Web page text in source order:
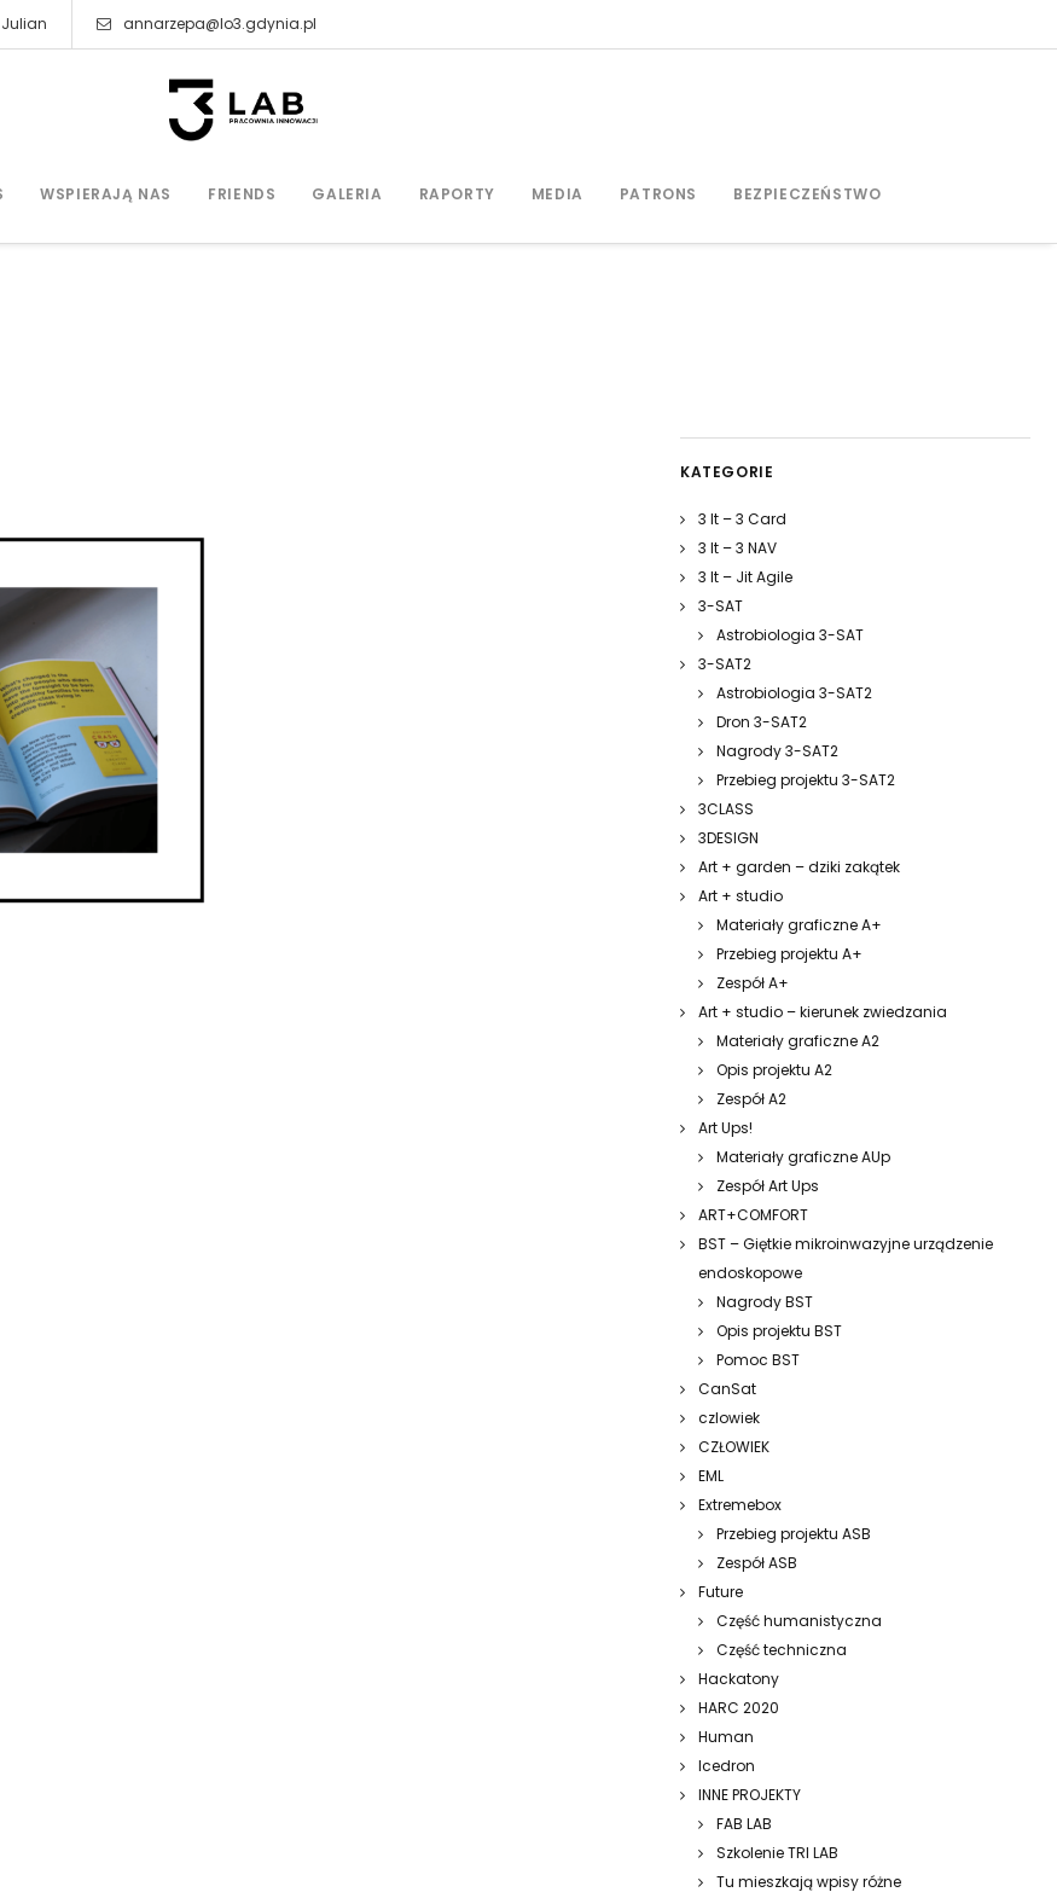
Julian annarzepa@lo3.gdynia.pl
WSPIERAJĄ NAS FRIENDS GALERIA RAPORTY MEDIA PATRONS BEZPIECZEŃSTWO
KATEGORIE
3 It – 3 Card
3 It – 3 NAV
3 It – Jit Agile
3-SAT
Astrobiologia 3-SAT
3-SAT2
Astrobiologia 3-SAT2
Dron 3-SAT2
Nagrody 3-SAT2
Przebieg projektu 3-SAT2
3CLASS
3DESIGN
Art + garden – dziki zakątek
Art + studio
Materiały graficzne A+
Przebieg projektu A+
Zespół A+
Art + studio – kierunek zwiedzania
Materiały graficzne A2
Opis projektu A2
Zespół A2
Art Ups!
Materiały graficzne AUp
Zespół Art Ups
ART+COMFORT
BST – Giętkie mikroinwazyjne urządzenie
endoskopowe
Nagrody BST
Opis projektu BST
Pomoc BST
CanSat
czlowiek
CZŁOWIEK
EML
Extremebox
Przebieg projektu ASB
Zespół ASB
Future
Część humanistyczna
Część techniczna
Hackatony
HARC 2020
Human
Icedron
INNE PROJEKTY
FAB LAB
Szkolenie TRI LAB
Tu mieszkają wpisy różne